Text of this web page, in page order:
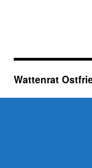
Wattenrat